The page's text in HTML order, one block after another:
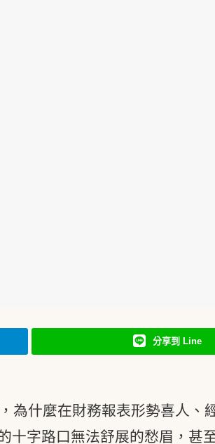
分享到 Line
為什麼在財務報表形勢喜人、
十字路口無法舒展的愁眉，甚